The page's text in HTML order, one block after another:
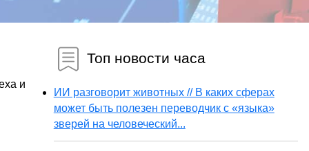
и
Топ новости часа
ИИ разговорит животных // В каких сферах
может быть полезен переводчик с «языка»
зверей на человеческий...